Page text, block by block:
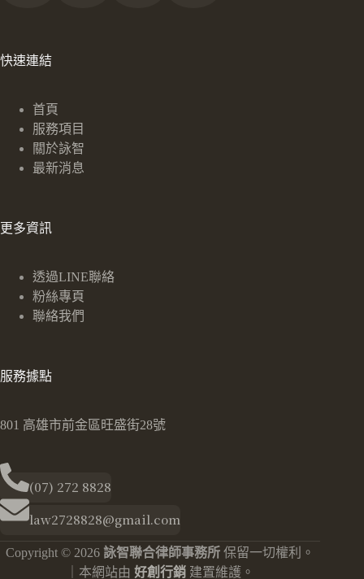
快速連結
首頁
服務項目
關於詠智
最新消息
更多資訊
透過LINE聯絡
粉絲專頁
聯絡我們
服務據點
801 高雄市前金區旺盛街28號
(07) 272 8828
law2728828@gmail.com
Copyright © 2026 詠智聯合律師事務所 保留一切權利。
｜本網站由 好創行銷 建置維護。